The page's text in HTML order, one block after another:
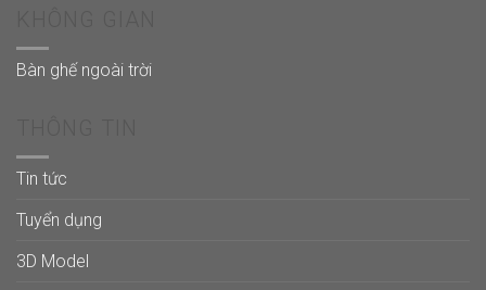
Bàn ghế ngoài trời
Tin tức
Tuyển dụng
3D Model